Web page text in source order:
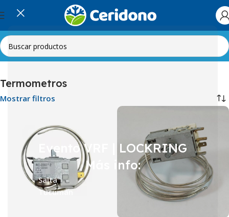
Evento VRF | LOCKRING
Más info:
Salta
Tucumán
Inicio Línea Blanca Heladeras Termometros
Termometros
Mostrar filtros